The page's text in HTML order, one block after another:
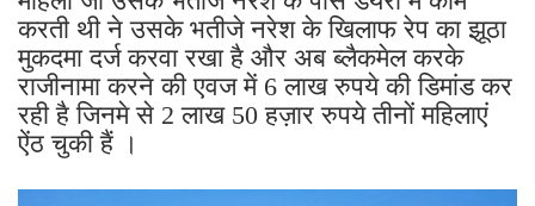
करती थी ने उसके भतीजे नरेश के खिलाफ रेप का झूठा
मुकदमा दर्ज करवा रखा है और अब ब्लैकमेल करके
राजीनामा करने की एवज में 6 लाख रुपये की डिमांड कर
रही है जिनमे से 2 लाख 50 हज़ार रुपये तीनों महिलाएं
ऐंठ चुकी हैं ।